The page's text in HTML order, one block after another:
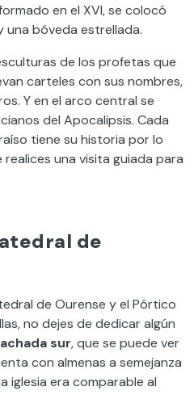
en el XVI, se colocó
una bóveda estrellada.
de los profetas que
carteles con sus nombres,
Y en el arco central se
del Apocalipsis. Cada
tiene su historia por lo
una visita guiada para
de
de Ourense y el Pórtico
no dejes de dedicar algún
sur, que se puede ver
con almenas a semejanza
iglesia era comparable al